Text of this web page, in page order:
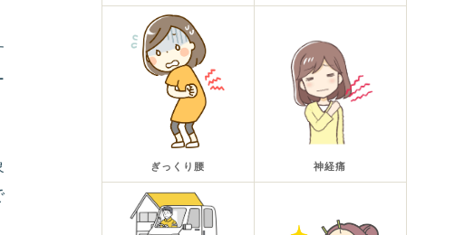
ぎっくり腰 神経痛